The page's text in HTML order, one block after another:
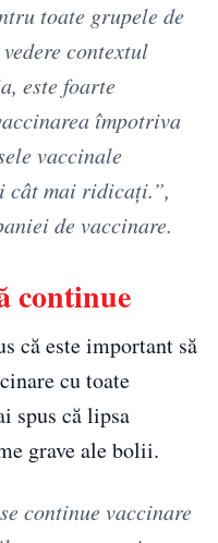
toate grupele de
contextul
este foarte
împotriva
vaccinale
cât mai ridicați.”,
de vaccinare.
continue
că este important să
cu toate
spus că lipsa
grave ale bolii.
continue vaccinare